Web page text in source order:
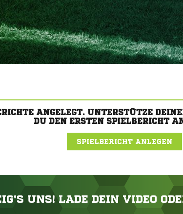
ANGELEGT. UNTERSTÜTZE
DU DEN ERSTEN SPIELBERICHT
SPIELBERICHT ANLEGEN
UNS! LADE DEIN VIDEO